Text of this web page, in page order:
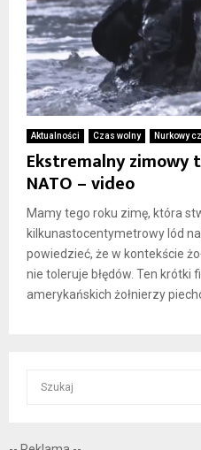
Aktualności Czas wolny Nurkowy
Ekstremalny zimowy
NATO – video
Mamy tego roku zimę, która
kilkunastocentymetrowy lód
powiedzieć, że w kontekście
nie toleruje błędów. Ten krótki
amerykańskich żołnierzy